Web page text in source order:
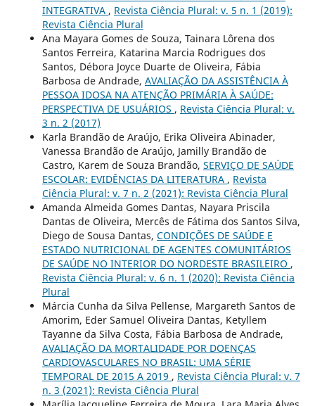
INTEGRATIVA , Revista Ciência Plural: v. 5 n. 1 (2019):
Revista Ciência Plural
Ana Mayara Gomes de Souza, Tainara Lôrena dos
Santos Ferreira, Katarina Marcia Rodrigues dos
Santos, Débora Joyce Duarte de Oliveira, Fábia
Barbosa de Andrade, AVALIAÇÃO DA ASSISTÊNCIA À
PESSOA IDOSA NA ATENÇÃO PRIMÁRIA À SAÚDE:
PERSPECTIVA DE USUÁRIOS , Revista Ciência Plural: v.
3 n. 2 (2017)
Karla Brandão de Araújo, Erika Oliveira Abinader,
Vanessa Brandão de Araújo, Jamilly Brandão de
Castro, Karem de Souza Brandão, SERVIÇO DE SAÚDE
ESCOLAR: EVIDÊNCIAS DA LITERATURA , Revista
Ciência Plural: v. 7 n. 2 (2021): Revista Ciência Plural
Amanda Almeida Gomes Dantas, Nayara Priscila
Dantas de Oliveira, Mercês de Fátima dos Santos Silva,
Diego de Sousa Dantas, CONDIÇÕES DE SAÚDE E
ESTADO NUTRICIONAL DE AGENTES COMUNITÁRIOS
DE SAÚDE NO INTERIOR DO NORDESTE BRASILEIRO ,
Revista Ciência Plural: v. 6 n. 1 (2020): Revista Ciência
Plural
Márcia Cunha da Silva Pellense, Margareth Santos de
Amorim, Eder Samuel Oliveira Dantas, Ketyllem
Tayanne da Silva Costa, Fábia Barbosa de Andrade,
AVALIAÇÃO DA MORTALIDADE POR DOENÇAS
CARDIOVASCULARES NO BRASIL: UMA SÉRIE
TEMPORAL DE 2015 A 2019 , Revista Ciência Plural: v. 7
n. 3 (2021): Revista Ciência Plural